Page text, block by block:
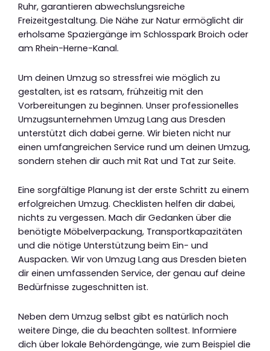
Ruhr, garantieren abwechslungsreiche
Freizeitgestaltung. Die Nähe zur Natur ermöglicht dir
erholsame Spaziergänge im Schlosspark Broich oder
am Rhein-Herne-Kanal.
Um deinen Umzug so stressfrei wie möglich zu
gestalten, ist es ratsam, frühzeitig mit den
Vorbereitungen zu beginnen. Unser professionelles
Umzugsunternehmen Umzug Lang aus Dresden
unterstützt dich dabei gerne. Wir bieten nicht nur
einen umfangreichen Service rund um deinen Umzug,
sondern stehen dir auch mit Rat und Tat zur Seite.
Eine sorgfältige Planung ist der erste Schritt zu einem
erfolgreichen Umzug. Checklisten helfen dir dabei,
nichts zu vergessen. Mach dir Gedanken über die
benötigte Möbelverpackung, Transportkapazitäten
und die nötige Unterstützung beim Ein- und
Auspacken. Wir von Umzug Lang aus Dresden bieten
dir einen umfassenden Service, der genau auf deine
Bedürfnisse zugeschnitten ist.
Neben dem Umzug selbst gibt es natürlich noch
weitere Dinge, die du beachten solltest. Informiere
dich über lokale Behördengänge, wie zum Beispiel die